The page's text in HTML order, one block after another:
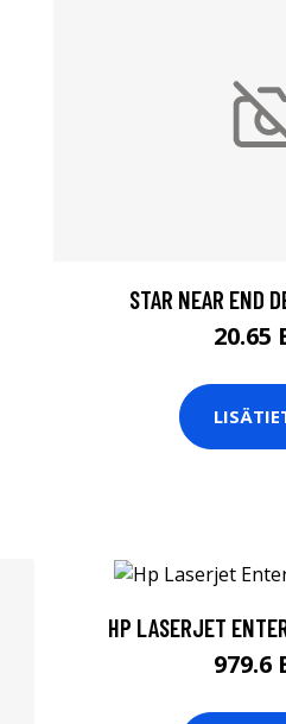
STAR NEAR END
20.65
HP LASERJET
979.6